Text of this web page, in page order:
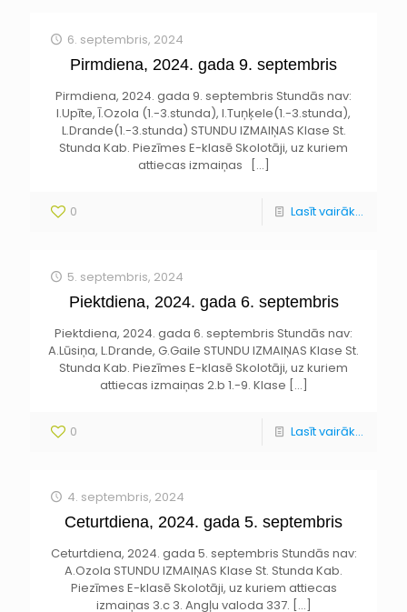
6. septembris, 2024
Pirmdiena, 2024. gada 9. septembris
Pirmdiena, 2024. gada 9. septembris Stundās nav:
I.Upīte, Ī.Ozola (1.-3.stunda), I.Tuņķele(1.-3.stunda),
L.Drande(1.-3.stunda) STUNDU IZMAIŅAS Klase St.
Stunda Kab. Piezīmes E-klasē Skolotāji, uz kuriem
attiecas izmaiņas
[…]
0 Lasīt vairāk...
5. septembris, 2024
Piektdiena, 2024. gada 6. septembris
Piektdiena, 2024. gada 6. septembris Stundās nav:
A.Lūsiņa, L.Drande, G.Gaile STUNDU IZMAIŅAS Klase St.
Stunda Kab. Piezīmes E-klasē Skolotāji, uz kuriem
attiecas izmaiņas 2.b 1.-9. Klase […]
0 Lasīt vairāk...
4. septembris, 2024
Ceturtdiena, 2024. gada 5. septembris
Ceturtdiena, 2024. gada 5. septembris Stundās nav:
A.Ozola STUNDU IZMAIŅAS Klase St. Stunda Kab.
Piezīmes E-klasē Skolotāji, uz kuriem attiecas
izmaiņas 3.c 3. Angļu valoda 337. […]